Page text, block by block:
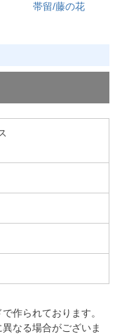
帯留/藤の花
作られております。
なる場合がございま